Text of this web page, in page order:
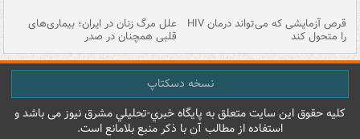
قرص آزمایشی که می‌تواند درمان HIV
را متحول کند
علل مرگ زنان در ایران؛ بیماری‌های
قلبی همچنان در صدر
نسخه دسکتاپ
کليه حقوق اين سايت متعلق به پایگاه خبري-تحليلي مشرق نيوز می باشد و
استفاده از مطالب آن با ذکر منبع بلامانع است.